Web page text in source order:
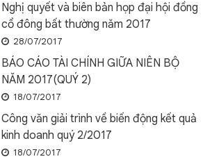
Nghị quyết và biên bản họp đại hội đồng
cổ đông bất thường năm 2017
28/07/2017
BÁO CÁO TÀI CHÍNH GIỮA NIÊN BỘ
NĂM 2017(QUÝ 2)
18/07/2017
Công văn giải trình về biến động kết quả
kinh doanh quý 2/2017
18/07/2017